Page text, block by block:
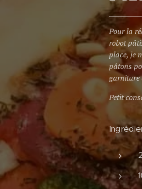
Pour la
robot
place, je
pâtons
garniture
Petit